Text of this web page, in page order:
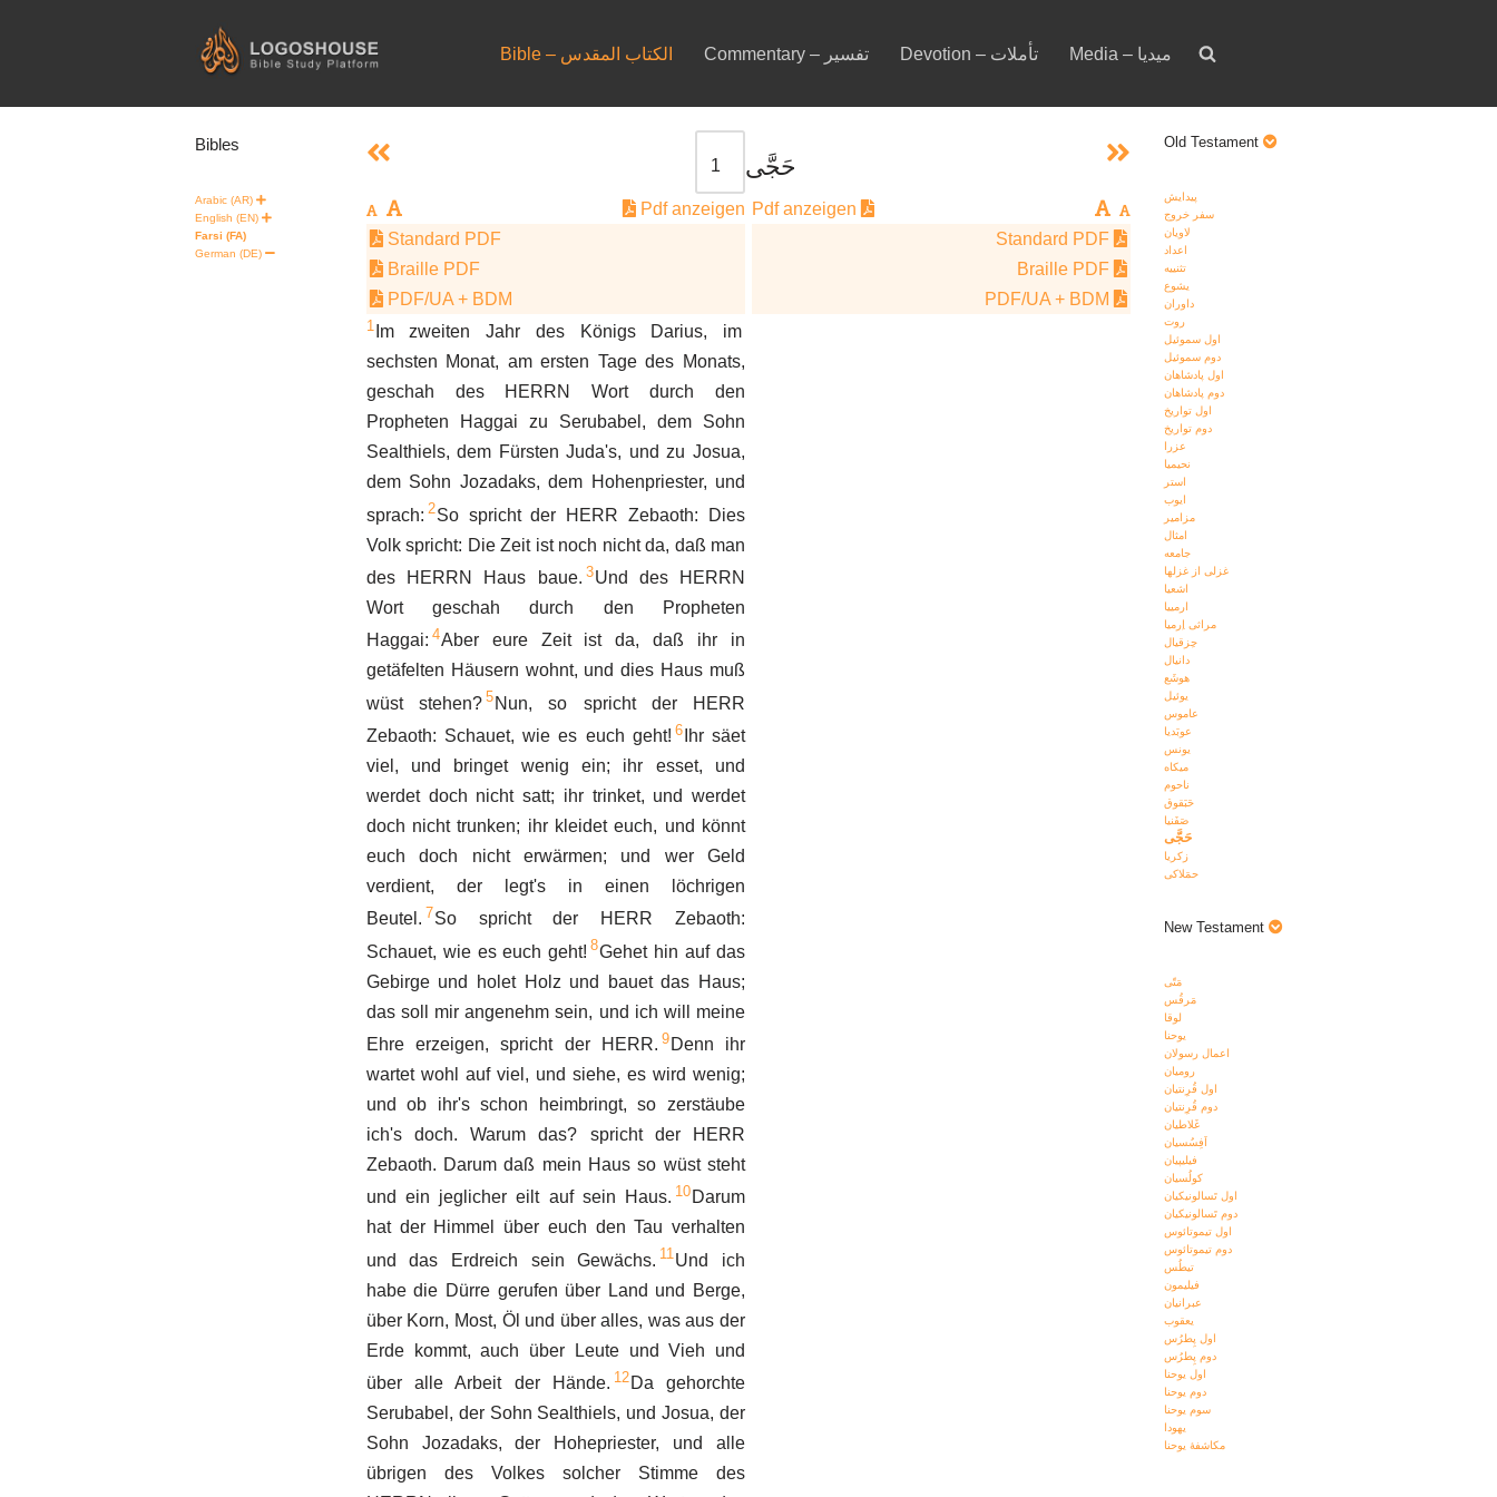
Bible – الكتاب المقدس Commentary – تفسير Devotion – تأملات Media – ميديا
Bibles
Arabic (AR)
English (EN)
Farsi (FA)
German (DE)
حَجَّی
Pdf anzeigen
Standard PDF
Braille PDF
PDF/UA + BDM
1 Im zweiten Jahr des Königs Darius, im
sechsten Monat, am ersten Tage des Monats,
geschah des HERRN Wort durch den
Propheten Haggai zu Serubabel, dem Sohn
Sealthiels, dem Fürsten Juda's, und zu Josua,
dem Sohn Jozadaks, dem Hohenpriester, und
sprach: 2So spricht der HERR Zebaoth: Dies
Volk spricht: Die Zeit ist noch nicht da, daß man
des HERRN Haus baue. 3Und des HERRN
Wort geschah durch den Propheten
Haggai: 4Aber eure Zeit ist da, daß ihr in
getäfelten Häusern wohnt, und dies Haus muß
wüst stehen? 5 Nun, so spricht der HERR
Zebaoth: Schauet, wie es euch geht! 6 Ihr säet
viel, und bringet wenig ein; ihr esset, und
werdet doch nicht satt; ihr trinket, und werdet
doch nicht trunken; ihr kleidet euch, und könnt
euch doch nicht erwärmen; und wer Geld
verdient, der legt's in einen löchrigen
Beutel. 7So spricht der HERR Zebaoth:
Schauet, wie es euch geht! 8Gehet hin auf das
Gebirge und holet Holz und bauet das Haus;
das soll mir angenehm sein, und ich will meine
Ehre erzeigen, spricht der HERR. 9 Denn ihr
wartet wohl auf viel, und siehe, es wird wenig;
und ob ihr's schon heimbringt, so zerstäube
ich's doch. Warum das? spricht der HERR
Zebaoth. Darum daß mein Haus so wüst steht
und ein jeglicher eilt auf sein Haus. 10 Darum
hat der Himmel über euch den Tau verhalten
und das Erdreich sein Gewächs. 11Und ich
habe die Dürre gerufen über Land und Berge,
über Korn, Most, Öl und über alles, was aus der
Erde kommt, auch über Leute und Vieh und
über alle Arbeit der Hände. 12 Da gehorchte
Serubabel, der Sohn Sealthiels, und Josua, der
Sohn Jozadaks, der Hohepriester, und alle
übrigen des Volkes solcher Stimme des
Old Testament
پيدايش
سفر خروج
لاويان
اعداد
تثنييه
يشوع
داوران
روت
اول سموئيل
دوم سموئيل
اول پادشاهان
دوم پادشاهان
اول تواريخ
دوم تواريخ
عزرا
نحيميا
استر
ايوب
مزامير
امثال
جامعه
غزلی از غزلها
اشعيا
ارمييا
مراثی اِرميا
حِزقيال
دانيال
هوشَع
يوئيل
عاموس
عوبَديا
يونس
ميکاه
ناحوم
حَبَقوق
صَفَنيا
حَجَّی
زکريا
حمَلاکی
New Testament
مَتّی
مَرقُس
لوقا
یوحنا
اعمال رسولان
رومیان
اول قُرِنتیان
دوم قُرِنتیان
غَلاطیان
اَفِسُسیان
فیلیپیان
کولُسیان
اول تَسالونیکیان
دوم تَسالونیکیان
اول تیموتائوس
دوم تیموتائوس
تیطُس
فیلیمون
عبرانیان
یعقوب
اول پِطرُس
دوم پِطرُس
اول یوحنا
دوم یوحنا
سوم یوحنا
یهودا
مکاشفۀ يوحنا